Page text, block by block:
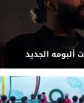
الجديد